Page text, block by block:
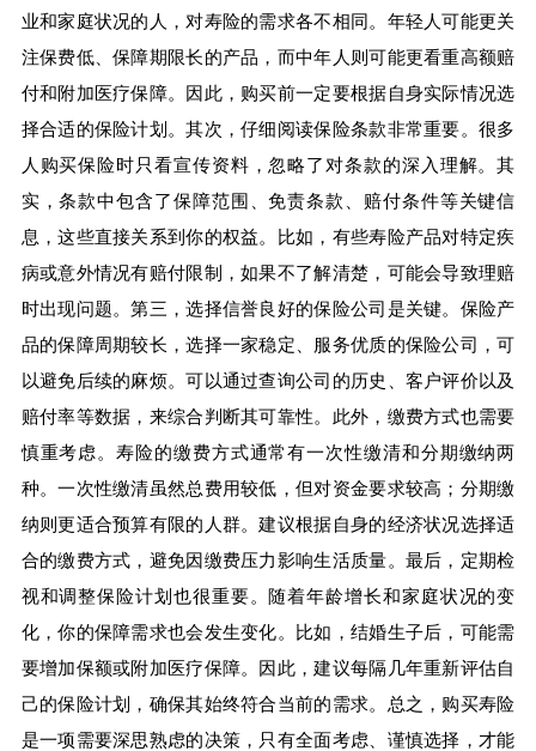
业和家庭状况的人，对寿险的需求各不相同。年轻人可能更关
注保费低、保障期限长的产品，而中年人则可能更看重高额赔
付和附加医疗保障。因此，购买前一定要根据自身实际情况选
择合适的保险计划。其次，仔细阅读保险条款非常重要。很多
人购买保险时只看宣传资料，忽略了对条款的深入理解。其
实，条款中包含了保障范围、免责条款、赔付条件等关键信
息，这些直接关系到你的权益。比如，有些寿险产品对特定疾
病或意外情况有赔付限制，如果不了解清楚，可能会导致理赔
时出现问题。第三，选择信誉良好的保险公司是关键。保险产
品的保障周期较长，选择一家稳定、服务优质的保险公司，可
以避免后续的麻烦。可以通过查询公司的历史、客户评价以及
赔付率等数据，来综合判断其可靠性。此外，缴费方式也需要
慎重考虑。寿险的缴费方式通常有一次性缴清和分期缴纳两
种。一次性缴清虽然总费用较低，但对资金要求较高；分期缴
纳则更适合预算有限的人群。建议根据自身的经济状况选择适
合的缴费方式，避免因缴费压力影响生活质量。最后，定期检
视和调整保险计划也很重要。随着年龄增长和家庭状况的变
化，你的保障需求也会发生变化。比如，结婚生子后，可能需
要增加保额或附加医疗保障。因此，建议每隔几年重新评估自
己的保险计划，确保其始终符合当前的需求。总之，购买寿险
是一项需要深思熟虑的决策，只有全面考虑、谨慎选择，才能